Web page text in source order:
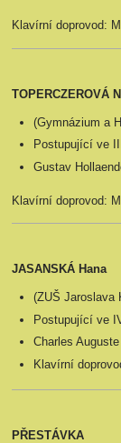
Klavírní doprovod:
TOPERCZEROVÁ
(Gymnázium a
Postupující ve
Gustav
Klavírní doprovod:
JASANSKÁ Hana
(ZUŠ Jaroslava
Postupující ve
Charles
Klavírní
PŘESTÁVKA